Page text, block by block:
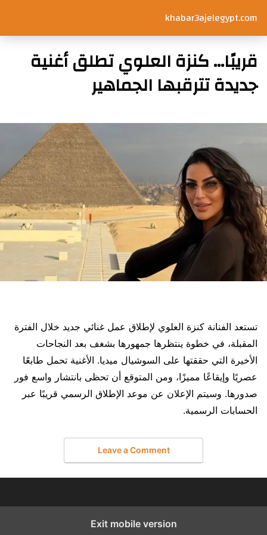
khabar3ajelegypt.com
قريبًا… كنزة العلوي تطلق أغنية
جديدة تترقبها الجماهير
تستعد الفنانة كنزة العلوي لإطلاق عمل غنائي جديد خلال الفترة
المقبلة، في خطوة ينتظرها جمهورها بشغف بعد النجاحات
الأخيرة التي حققتها على السوشيال ميديا. الأغنية تحمل طابعًا
عصريًا وإيقاعًا مميزًا، ومن المتوقع أن تحظى بانتشار واسع فور
صدورها. وسيتم الإعلان عن موعد الإطلاق الرسمي قريبًا عبر
الحسابات الرسمية.
Leave a Comment
Exit mobile version